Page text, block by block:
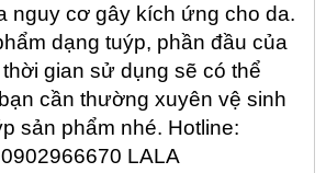
nguy cơ gây kích ứng cho da.
dạng tuýp, phần đầu của
gian sử dụng sẽ có thể
cần thường xuyên vệ sinh
sản phẩm nhé. Hotline:
LALA